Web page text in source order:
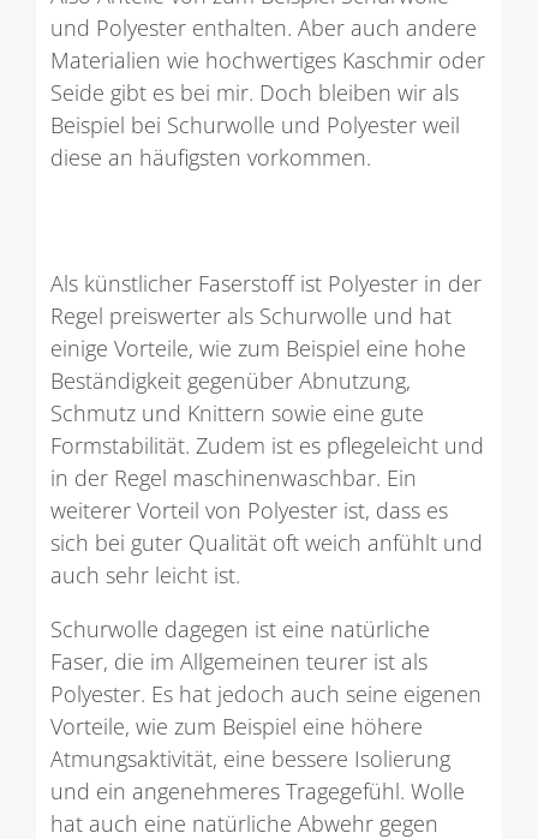
und Polyester enthalten. Aber auch andere
Materialien wie hochwertiges Kaschmir oder
Seide gibt es bei mir. Doch bleiben wir als
Beispiel bei Schurwolle und Polyester weil
diese an häufigsten vorkommen.
Als künstlicher Faserstoff ist Polyester in der
Regel preiswerter als Schurwolle und hat
einige Vorteile, wie zum Beispiel eine hohe
Beständigkeit gegenüber Abnutzung,
Schmutz und Knittern sowie eine gute
Formstabilität. Zudem ist es pflegeleicht und
in der Regel maschinenwaschbar. Ein
weiterer Vorteil von Polyester ist, dass es
sich bei guter Qualität oft weich anfühlt und
auch sehr leicht ist.
Schurwolle dagegen ist eine natürliche
Faser, die im Allgemeinen teurer ist als
Polyester. Es hat jedoch auch seine eigenen
Vorteile, wie zum Beispiel eine höhere
Atmungsaktivität, eine bessere Isolierung
und ein angenehmeres Tragegefühl. Wolle
hat auch eine natürliche Abwehr gegen